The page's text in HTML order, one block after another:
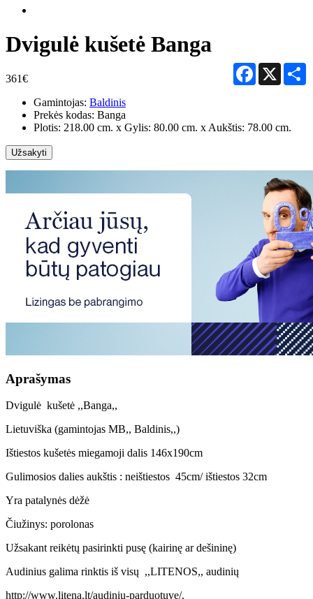
Dvigulė kušetė Banga
361€
Facebook
X
Gamintojas: Baldinis
Prekės kodas: Banga
Plotis: 218.00 cm. x Gylis: 80.00 cm. x Aukštis: 78.00 cm.
Užsakyti
Aprašymas
Dvigulė kušetė ,,Banga,,
Lietuviška (gamintojas MB,, Baldinis,,)
Ištiestos kušetės miegamoji dalis 146x190cm
Gulimosios dalies aukštis : neištiestos 45cm/ ištiestos 32cm
Yra patalynės dėžė
Čiužinys: porolonas
Užsakant reikėtų pasirinkti pusę (kairinę ar dešininę)
Audinius galima rinktis iš visų ,,LITENOS,, audinių
http://www.litena.lt/audiniu-parduotuve/.